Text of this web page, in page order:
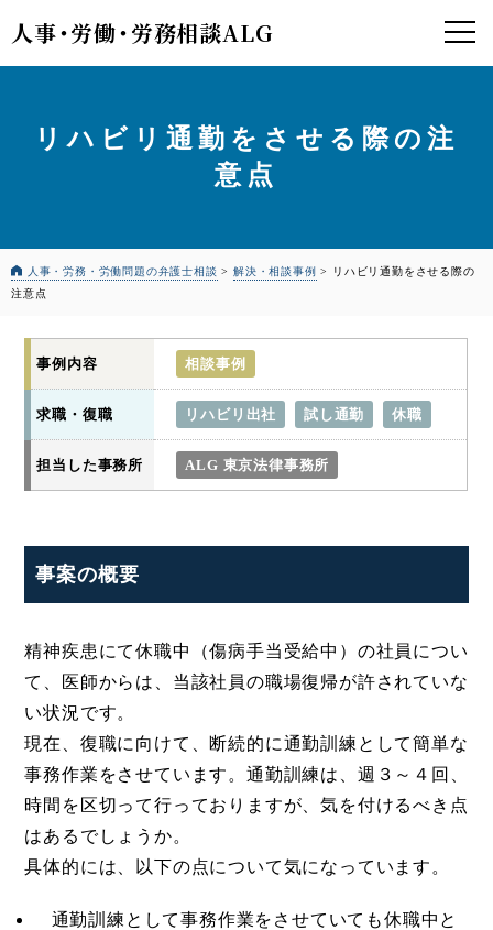
人事・労働・労務相談ALG
リハビリ通勤をさせる際の注
意点
人事・労務・労働問題の弁護士相談 >解決・相談事例 >
リハビリ通勤をさせる際の
注意点
事例内容 相談事例
求職・復職 リハビリ出社 試し通勤 休職
担当した事務所 ALG 東京法律事務所
事案の概要
精神疾患にて休職中（傷病手当受給中）の社員につい
て、医師からは、当該社員の職場復帰が許されていな
い状況です。
現在、復職に向けて、断続的に通勤訓練として簡単な
事務作業をさせています。通勤訓練は、週３～４回、
時間を区切って行っておりますが、気を付けるべき点
はあるでしょうか。
具体的には、以下の点について気になっています。
通勤訓練として事務作業をさせていても休職中と